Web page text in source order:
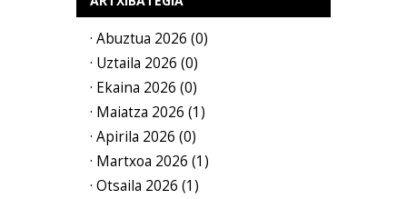
· Abuztua 2026 (0)
· Uztaila 2026 (0)
· Ekaina 2026 (0)
· Maiatza 2026 (1)
· Apirila 2026 (0)
· Martxoa 2026 (1)
· Otsaila 2026 (1)